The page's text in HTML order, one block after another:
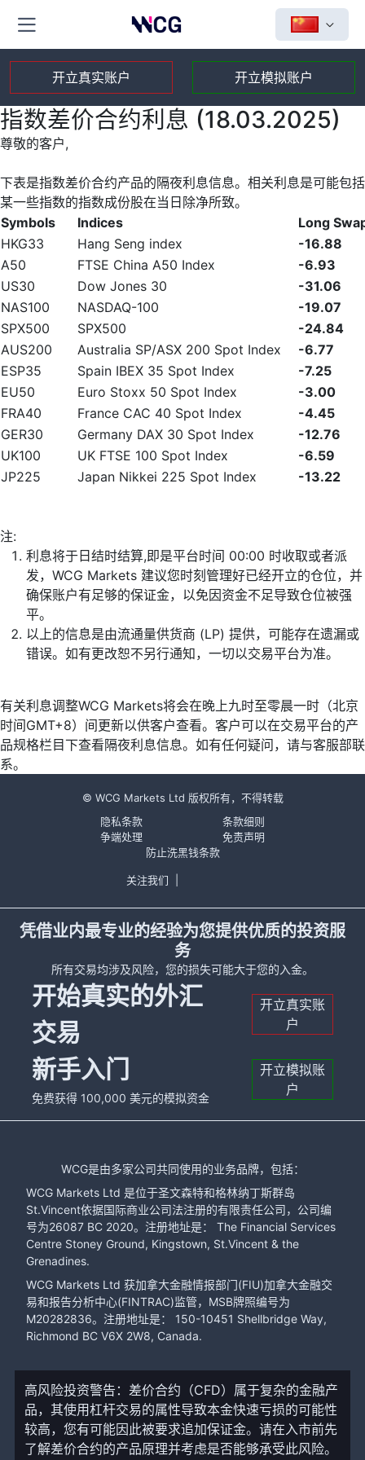
开立真实账户 开立模拟账户
指数差价合约利息 (18.03.2025)
尊敬的客户,
下表是指数差价合约产品的隔夜利息信息。相关利息是可能包括
某一些指数的指数成份股在当日除净所致。
Symbols
Indices
Long
HKG33
Hang Seng index
-16.88
A50
FTSE China A50 Index
-6.93
US30
Dow Jones 30
-31.06
NAS100
NASDAQ-100
-19.07
SPX500
SPX500
-24.84
AUS200
Australia SP/ASX 200 Spot Index
-6.77
ESP35
Spain IBEX 35 Spot Index
-7.25
EU50
Euro Stoxx 50 Spot Index
-3.00
FRA40
France CAC 40 Spot Index
-4.45
GER30
Germany DAX 30 Spot Index
-12.76
UK100
UK FTSE 100 Spot Index
-6.59
JP225
Japan Nikkei 225 Spot Index -13.22
注:
利息将于日结时结算,即是平台时间 00:00 时收取或者派
发，WCG Markets 建议您时刻管理好已经开立的仓位，并
确保账户有足够的保证金，以免因资金不足导致仓位被强
平。
以上的信息是由流通量供货商 (LP) 提供，可能存在遗漏或
错误。如有更改恕不另行通知，一切以交易平台为准。
有关利息调整WCG Markets将会在晚上九时至零晨一时（北京
时间GMT+8）间更新以供客户查看。客户可以在交易平台的产
品规格栏目下查看隔夜利息信息。如有任何疑问，请与客服部联
系。
© WCG Markets Ltd 版权所有，不得转载
隐私条款
条款细则
争端处理
免责声明
防止洗黑钱条款
关注我们
凭借业内最专业的经验为您提供优质的投资服
务
所有交易均涉及风险，您的损失可能大于您的入金。
开始真实的外汇
交易
开立真实账
户
新手入门
免费获得 100,000 美元的模拟资金
开立模拟账
户
WCG是由多家公司共同使用的业务品牌，包括：
WCG Markets Ltd 是位于圣文森特和格林纳丁斯群岛
St.Vincent依据国际商业公司法注册的有限责任公司，公司编
号为26087 BC 2020。注册地址是： The Financial Services
Centre Stoney Ground, Kingstown, St.Vincent & the
Grenadines.
WCG Markets Ltd 获加拿大金融情报部门(FIU)加拿大金融交
易和报告分析中心(FINTRAC)监管，MSB牌照编号为
M20282836。注册地址是： 150-10451 Shellbridge Way,
Richmond BC V6X 2W8, Canada.
高风险投资警告：差价合约（CFD）属于复杂的金融产
品，其使用杠杆交易的属性导致本金快速亏损的可能性
较高，您有可能因此被要求追加保证金。请在入市前先
了解差价合约的产品原理并考虑是否能够承受此风险。